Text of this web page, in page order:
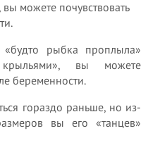
можете почувствовать
рыбка проплыла»
вы можете
беременности.
гораздо раньше, но из-
вы его «танцев»